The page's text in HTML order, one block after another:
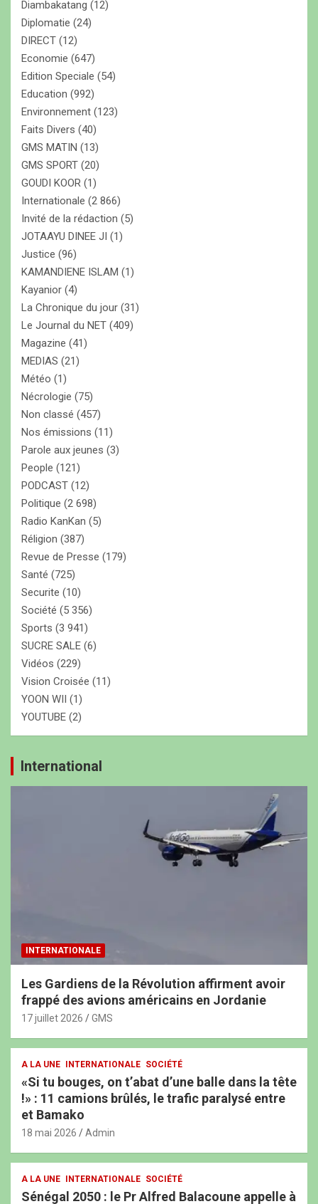
Diambakatang (12)
Diplomatie (24)
DIRECT (12)
Economie (647)
Edition Speciale (54)
Education (992)
Environnement (123)
Faits Divers (40)
GMS MATIN (13)
GMS SPORT (20)
GOUDI KOOR (1)
Internationale (2 866)
Invité de la rédaction (5)
JOTAAYU DINEE JI (1)
Justice (96)
KAMANDIENE ISLAM (1)
Kayanior (4)
La Chronique du jour (31)
Le Journal du NET (409)
Magazine (41)
MEDIAS (21)
Météo (1)
Nécrologie (75)
Non classé (457)
Nos émissions (11)
Parole aux jeunes (3)
People (121)
PODCAST (12)
Politique (2 698)
Radio KanKan (5)
Réligion (387)
Revue de Presse (179)
Santé (725)
Securite (10)
Société (5 356)
Sports (3 941)
SUCRE SALE (6)
Vidéos (229)
Vision Croisée (11)
YOON WII (1)
YOUTUBE (2)
International
INTERNATIONALE
Les Gardiens de la Révolution affirment avoir
frappé des avions américains en Jordanie
17 juillet 2026 GMS
A LA UNE INTERNATIONALE SOCIÉTÉ
«Si tu bouges, on t’abat d’une balle dans la tête
!» : 11 camions brûlés, le trafic paralysé entre
et Bamako
18 mai 2026 Admin
A LA UNE INTERNATIONALE SOCIÉTÉ
Sénégal 2050 : le Pr Alfred Balacoune appelle à